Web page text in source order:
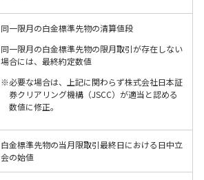
同一限月の白金標準先物の清算値段
同一限月の白金標準先物の限月取引が存在しない
場合には、最終約定数値
必要な場合は、上記に関わらず株式会社日本証
券クリアリング機構（JSCC）が適当と認める
数値に修正。
白金標準先物の当月限取引最終日における日中立
会の始値